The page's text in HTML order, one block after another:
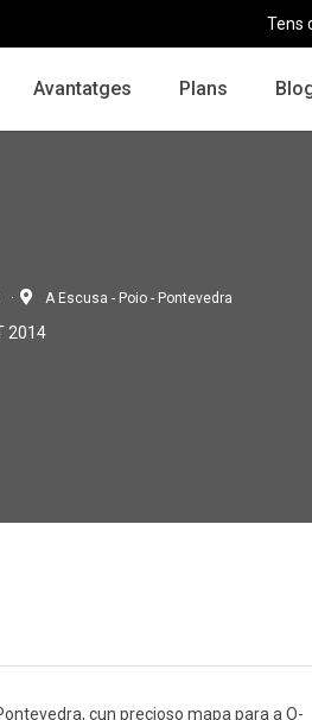
Tens
Avantatges Plans
A Escusa - Poio - Pontevedra
2014
cun precioso mapa para a O-